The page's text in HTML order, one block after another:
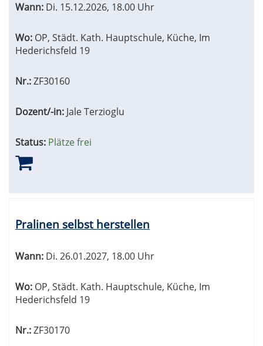
Wann: Di. 15.12.2026, 18.00 Uhr
Wo: OP, Städt. Kath. Hauptschule, Küche, Im
Hederichsfeld 19
Nr.:ZF30160
Dozent/-in: Jale Terzioglu
Status: Plätze frei
Pralinen selbst herstellen
Wann: Di. 26.01.2027, 18.00 Uhr
Wo: OP, Städt. Kath. Hauptschule, Küche, Im
Hederichsfeld 19
Nr.:ZF30170